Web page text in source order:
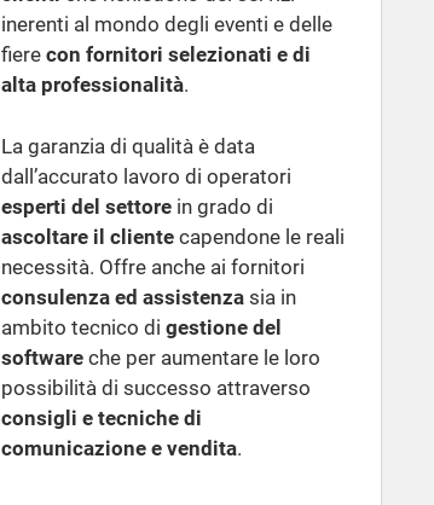
inerenti al mondo degli eventi e delle
fiere con fornitori selezionati e di
alta professionalità.
La garanzia di qualità è data
dall’accurato lavoro di operatori
esperti del settore in grado di
ascoltare il cliente capendone le reali
necessità. Offre anche ai fornitori
consulenza ed assistenza sia in
ambito tecnico digestione del
software che per aumentare le loro
possibilità di successo attraverso
consigli e tecniche di
comunicazione e vendita.